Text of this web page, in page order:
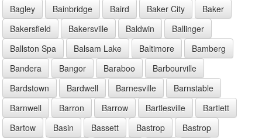
Bagley
Bainbridge Baird Baker City
Baker
Bakersfield
Bakersville Baldwin
Ballinger
Ballston Spa
Balsam Lake Baltimore
Bamberg
Bandera
Bangor Baraboo
Barbourville
Bardstown
Bardwell Barnesville
Barnstable
Barnwell
Barron Barrow Bartlesville
Bartlett
Bartow
Basin Bassett Bastrop
Bastrop